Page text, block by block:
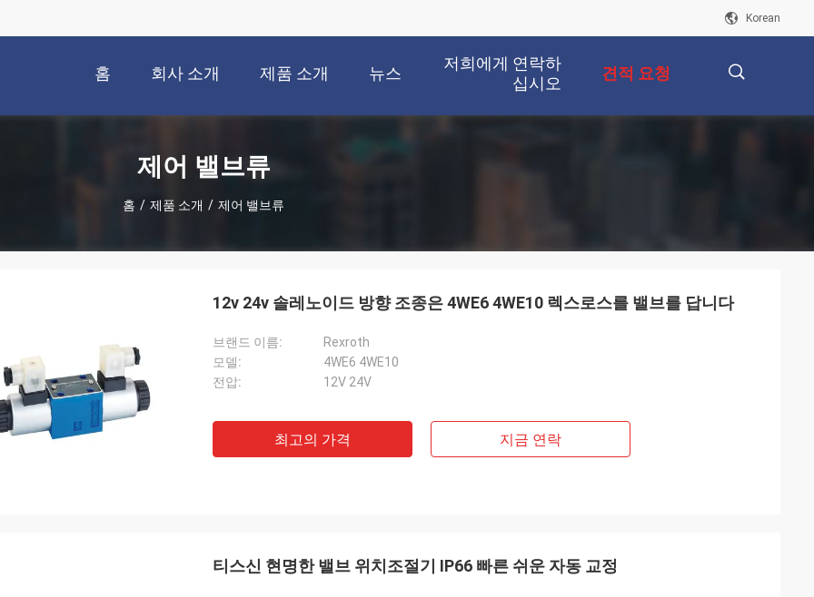
Korean
홈 회사 소개 제품 소개 뉴스
저희에게 연락하
십시오
견적 요청
제어 밸브류
홈 / 제품 소개 / 제어 밸브류
12v 24v 솔레노이드 방향 조종은 4WE6 4WE10 렉스로스를 밸브를 답니다
브랜드 이름:
Rexroth
모델:
4WE6 4WE10
전압:
12V 24V
최고의 가격 지금 연락
티스신 현명한 밸브 위치조절기 IP66 빠른 쉬운 자동 교정